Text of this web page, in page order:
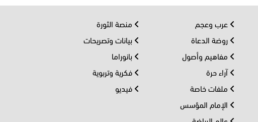
عرب وعجم
روضة الدعاة
مفاهيم وأصول
آراء حرة
ملفات خاصة
الإمام المؤسس
منصة الثورة
بيانات وتصريحات
بانوراما
فكرية وتربوية
فيديو